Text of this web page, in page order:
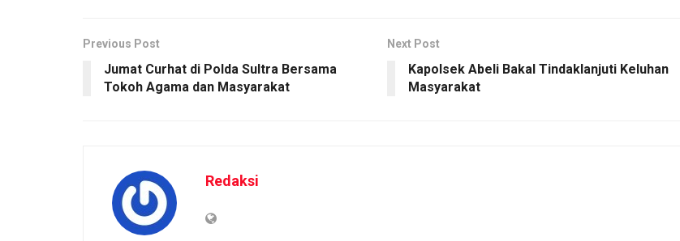
Previous Post
Jumat Curhat di Polda Sultra Bersama
Tokoh Agama dan Masyarakat
Next Post
Kapolsek Abeli Bakal Tindaklanjuti Keluhan
Masyarakat
Redaksi